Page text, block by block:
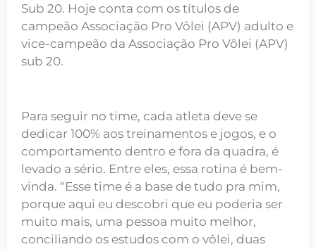
Sub 20. Hoje conta com os títulos de
campeão Associação Pro Vôlei (APV) adulto e
vice-campeão da Associação Pro Vôlei (APV)
sub 20.
Para seguir no time, cada atleta deve se
dedicar 100% aos treinamentos e jogos, e o
comportamento dentro e fora da quadra, é
levado a sério. Entre eles, essa rotina é bem-
vinda. “Esse time é a base de tudo pra mim,
porque aqui eu descobri que eu poderia ser
muito mais, uma pessoa muito melhor,
conciliando os estudos com o vôlei, duas